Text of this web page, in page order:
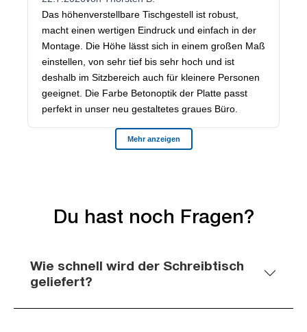
Du hast noch Fragen?
Wie schnell wird der Schreibtisch
geliefert?